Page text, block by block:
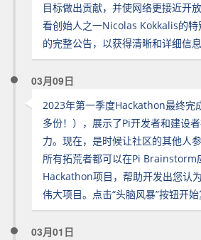
目标做出贡献，并使网络更接近开
看创始人之一Nicolas Kokkalis的
的完整公告，以获得清晰和详细信息
03月09日
2023年第一季度Hackathon最终完
多份！），展示了Pi开发者和建设
力。现在，是时候让社区的其他人
所有拓荒者都可以在Pi Brainstorm
Hackathon项目，帮助开发出您认
伟大项目。点击“头脑风暴”按钮开
03月01日